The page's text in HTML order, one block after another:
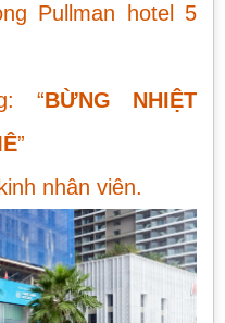
Pullman hotel 5
“BỪNG NHIỆT
”
nhân viên.